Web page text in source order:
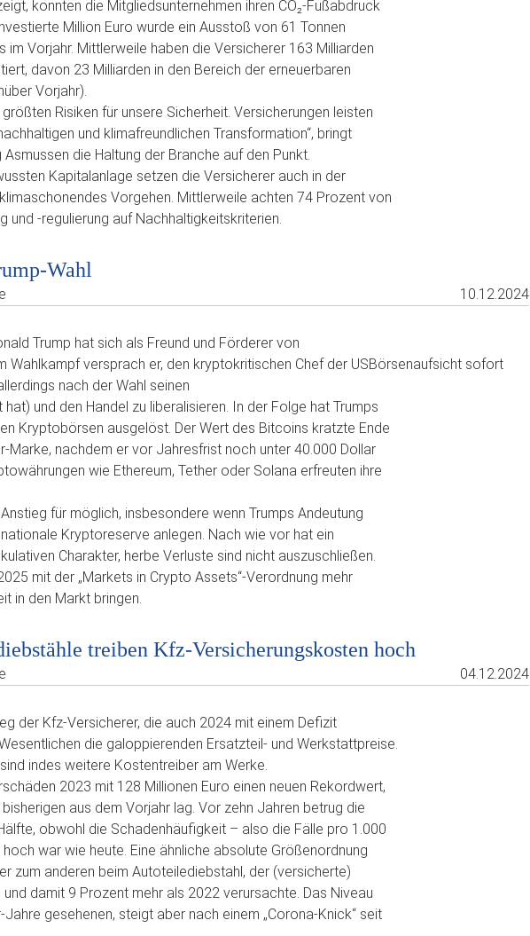
konnten die Mitgliedsunternehmen ihren CO₂-Fußabdruck
Million Euro wurde ein Ausstoß von 61 Tonnen
im Vorjahr. Mittlerweile haben die Versicherer 163 Milliarden
davon 23 Milliarden in den Bereich der erneuerbaren
Vorjahr).
Risiken für unsere Sicherheit. Versicherungen leisten
und klimafreundlichen Transformation“, bringt
die Haltung der Branche auf den Punkt.
Kapitalanlage setzen die Versicherer auch in der
Vorgehen. Mittlerweile achten 74 Prozent von
und -regulierung auf Nachhaltigkeitskriterien.
Wahl
10.12.2024
Trump hat sich als Freund und Förderer von
Wahlkampf versprach er, den kryptokritischen Chef der USBörsenaufsicht sofort
nach der Wahl seinen
und den Handel zu liberalisieren. In der Folge hat Trumps
Kryptobörsen ausgelöst. Der Wert des Bitcoins kratzte Ende
Marke, nachdem er vor Jahresfrist noch unter 40.000 Dollar
wie Ethereum, Tether oder Solana erfreuten ihre
für möglich, insbesondere wenn Trumps Andeutung
Kryptoreserve anlegen. Nach wie vor hat ein
Charakter, herbe Verluste sind nicht auszuschließen.
mit der „Markets in Crypto Assets“-Verordnung mehr
in den Markt bringen.
treiben Kfz-Versicherungskosten hoch
04.12.2024
der Kfz-Versicherer, die auch 2024 mit einem Defizit
die galoppierenden Ersatzteil- und Werkstattpreise.
indes weitere Kostentreiber am Werke.
2023 mit 128 Millionen Euro einen neuen Rekordwert,
aus dem Vorjahr lag. Vor zehn Jahren betrug die
obwohl die Schadenhäufigkeit – also die Fälle pro 1.000
war wie heute. Eine ähnliche absolute Größenordnung
zum anderen beim Autoteilediebstahl, der (versicherte)
damit 9 Prozent mehr als 2022 verursachte. Das Niveau
gesehenen, steigt aber nach einem „Corona-Knick“ seit